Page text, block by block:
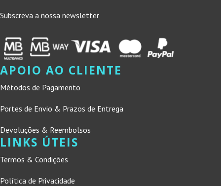
Subscreva a nossa newsletter
APOIO AO CLIENTE
Métodos de Pagamento
Portes de Envio & Prazos de Entrega
Devoluções & Reembolsos
LINKS ÚTEIS
Termos & Condições
Política de Privacidade